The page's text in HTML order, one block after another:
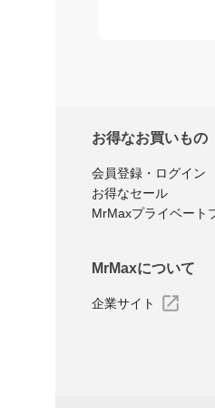
お得なお買いもの
会員登録・ログイン
お得なセール
MrMaxプライベート
MrMaxについて
企業サイト